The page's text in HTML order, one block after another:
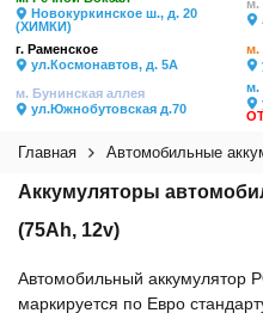
Новокуркинское ш., д. 20
(ХИМКИ)
м.
г. Раменское
ул.Космонавтов, д. 5А
м.
м. Бунинская аллея
ул.Южнобутовская д.70
м.
Главная Автомобильные
Аккумуляторы
(75Ah, 12v)
Автомобильный аккумулятор
маркируется по Евро